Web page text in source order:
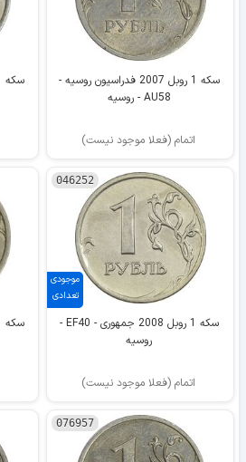
سکه 1 روبل 2007 فدراسیون روسیه -
AU58 - روسیه
اتمام (فعلا موجود نیست)
موجودی
تعدادی
046252
سکه 1 روبل 2008 جمهوری - EF40 -
روسیه
اتمام (فعلا موجود نیست)
076957